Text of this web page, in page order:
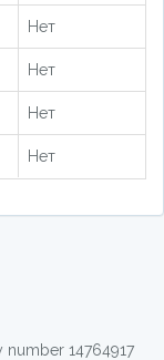
Нет
Нет
Нет
Нет
number 14764917